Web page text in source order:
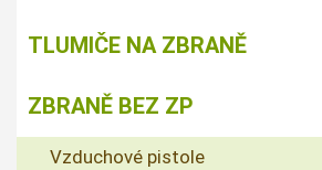
TLUMIČE NA ZBRANĚ
ZBRANĚ BEZ ZP
Vzduchové pistole